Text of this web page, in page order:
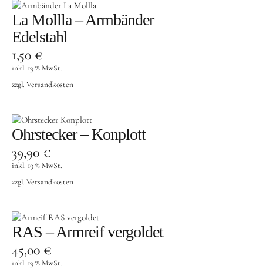
La Mollla – Armbänder
Edelstahl
1,50 €
inkl. 19 % MwSt.
zzgl. Versandkosten
Ohrstecker – Konplott
39,90 €
inkl. 19 % MwSt.
zzgl. Versandkosten
RAS – Armreif vergoldet
45,00 €
inkl. 19 % MwSt.